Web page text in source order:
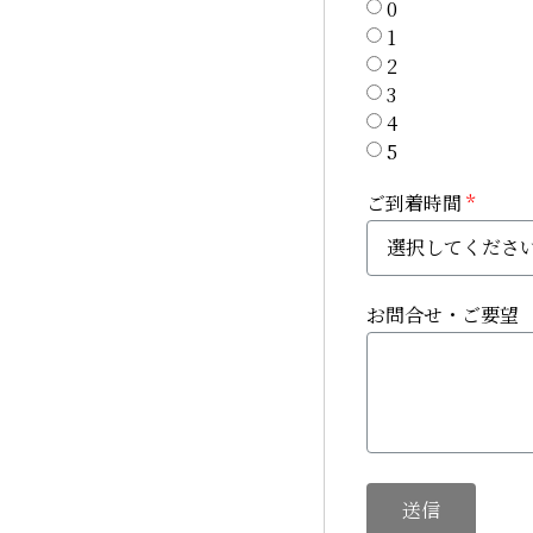
0
1
2
3
4
5
ご到着時間
お問合せ・ご要望
送信